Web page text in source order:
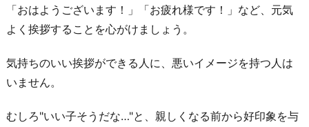
間
を
合
る
「おはようございます！」「お疲れ様です！」など、元気
よく挨拶することを心がけましょう。
気持ちのいい挨拶ができる人に、悪いイメージを持つ人は
いません。
むしろ"いい子そうだな…"と、親しくなる前から好印象を与